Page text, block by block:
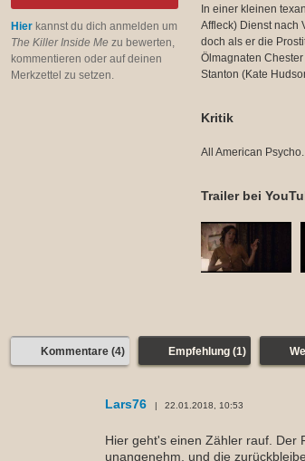
Hier kannst du dich anmelden um
The Killer Inside Me zu bewerten,
kommentieren oder auf deinen
Merkzettel zu setzen.
In einer kleinen
Affleck) Dienst nach
doch als er die
Ölmagnaten
Stanton (Kate
Kritik
All American Psycho.
Trailer bei
Kommentare (4) Empfehlung (1)
Lars76 22.01.2018, 10:53
Hier geht's einen Zähler rauf. Der
unangenehm, und die